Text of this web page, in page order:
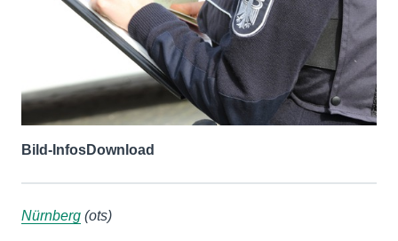
Bild-InfosDownload
Nürnberg (ots)